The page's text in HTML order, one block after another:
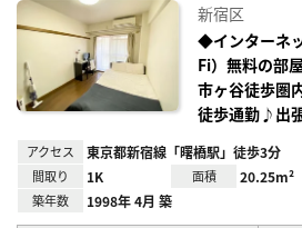
新宿区
◆インターネ
Fi）無料の部
市ヶ谷徒歩圏
徒歩通勤♪出
アクセス 東京都新宿線「曙橋駅」徒歩3分
間取り 1K 面積 20.25m²
築年数 1998年 4月 築